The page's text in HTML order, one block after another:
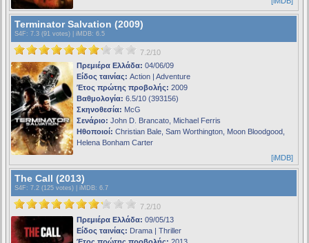
Terminator Salvation (2009)
S4F : 7.3 (91 votes) | iMDB: 6.5
7.2/10
Πρεμιέρα Ελλάδα: 04/06/09
Είδος ταινίας: Action | Adventure
Έτος πρώτης προβολής: 2009
Βαθμολογία: 6.5/10 (393156)
Σκηνοθεσία: McG
Σενάριο: John D. Brancato, Michael Ferris
Ηθοποιοί: Christian Bale, Sam Worthington, Moon Bloodgood,
Helena Bonham Carter
[iMDB]
The Call (2013)
S4F : 7.2 (125 votes) | iMDB: 6.7
7.2/10
Πρεμιέρα Ελλάδα: 09/05/13
Είδος ταινίας: Drama | Thriller